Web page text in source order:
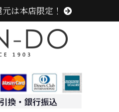
は本店限定！